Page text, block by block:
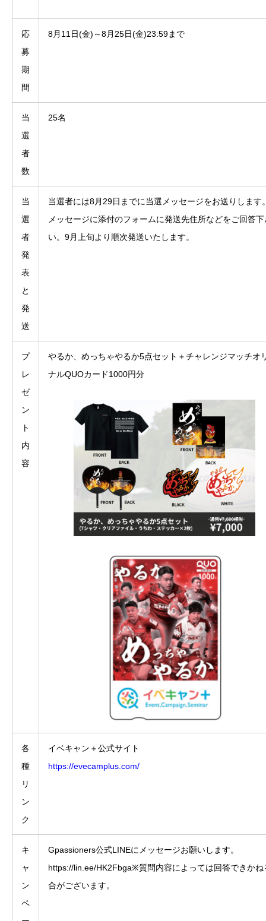
応
募
期
間
8月11日(金)～8月25日(金)23:59まで
当
選
者
数
25名
当
選
者
発
表
と
発
送
当選者には8月29日までに当選メッセージをお送りします
メッセージに添付のフォームに発送先住所などをご回答下
い。9月上旬より順次発送いたします。
プ
レ
ゼ
ン
ト
内
容
やるか、めっちゃやるか5点セット＋チャレンジマッチオ
ナルQUOカード1000円分
各
種
リ
ン
ク
イベキャン＋公式サイト
https://evecamplus.com/
キ
ャ
ン
ペ
Gpassioners公式LINEにメッセージお願いします。
https://lin.ee/HK2Fbga※質問内容によっては回答できかね
合がございます。